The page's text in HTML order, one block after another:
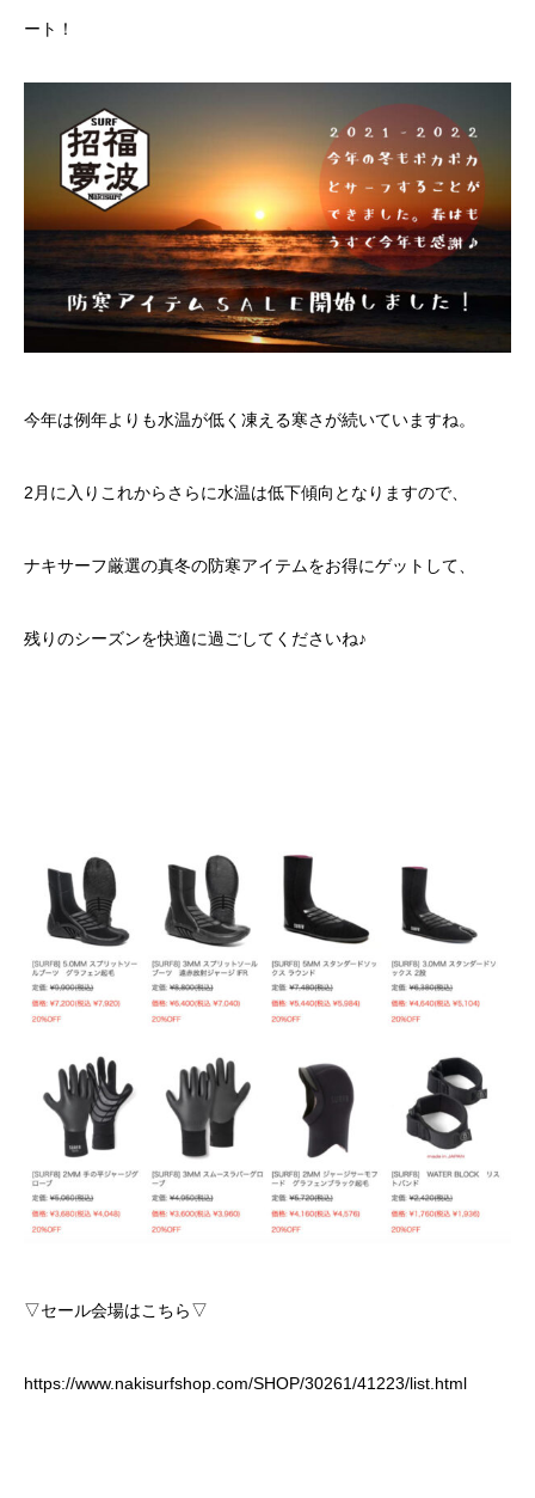
ート！
今年は例年よりも水温が低く凍える寒さが続いていますね。
2月に入りこれからさらに水温は低下傾向となりますので、
ナキサーフ厳選の真冬の防寒アイテムをお得にゲットして、
残りのシーズンを快適に過ごしてくださいね♪
▽セール会場はこちら▽
https://www.nakisurfshop.com/SHOP/30261/41223/list.html